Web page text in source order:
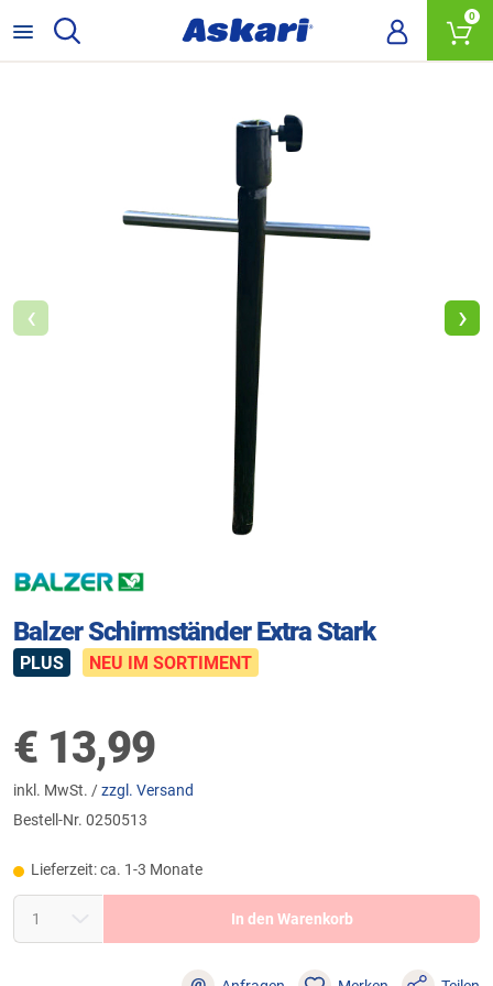
0
‹ ›
Balzer Schirmständer Extra Stark
PLUS NEU IM SORTIMENT
€ 13,99
inkl. MwSt. /zzgl. Versand
Bestell-Nr. 0250513
Lieferzeit: ca. 1-3 Monate
In den Warenkorb